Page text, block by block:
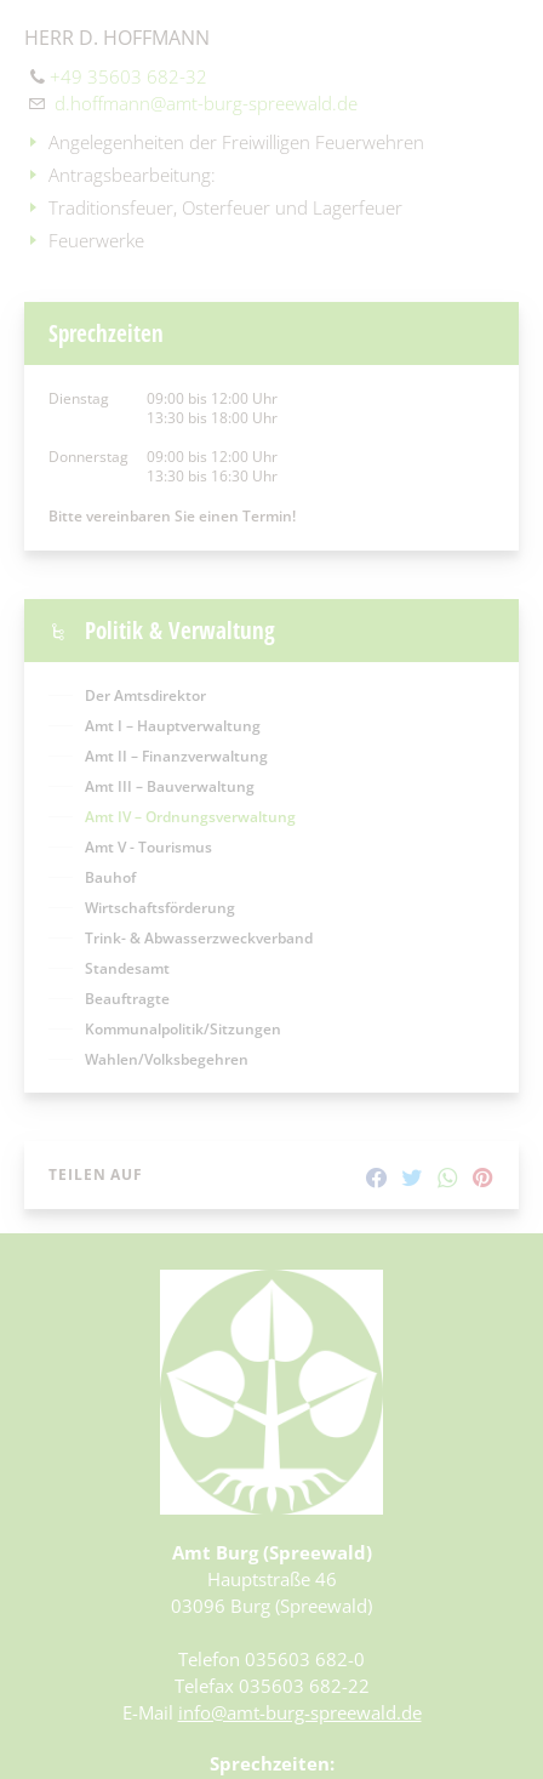
HERR D. HOFFMANN
+49 35603 682-32
d.hoffmann@amt-burg-spreewald.de
Angelegenheiten der Freiwilligen Feuerwehren
Antragsbearbeitung:
Traditionsfeuer, Osterfeuer und Lagerfeuer
Feuerwerke
Sprechzeiten
Dienstag
09:00 bis 12:00 Uhr
13:30 bis 18:00 Uhr
Donnerstag
09:00 bis 12:00 Uhr
13:30 bis 16:30 Uhr
Bitte vereinbaren Sie einen Termin!
Politik & Verwaltung
Der Amtsdirektor
Amt I – Hauptverwaltung
Amt II – Finanzverwaltung
Amt III – Bauverwaltung
Amt IV – Ordnungsverwaltung
Amt V - Tourismus
Bauhof
Wirtschaftsförderung
Trink- & Abwasserzweckverband
Standesamt
Beauftragte
Kommunalpolitik/Sitzungen
Wahlen/Volksbegehren
TEILEN AUF
Amt Burg (Spreewald)
Hauptstraße 46
03096 Burg (Spreewald)
Telefon 035603 682-0
Telefax 035603 682-22
E-Mail info@amt-burg-spreewald.de
Sprechzeiten: